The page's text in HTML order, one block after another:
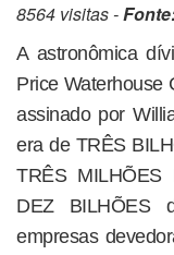
8564 visitas -
A astronômica
Price Waterhouse
assinado por
era de TRÊS
TRÊS
DEZ BILHÕES
empresas